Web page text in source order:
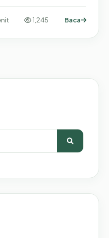
1,245 Baca